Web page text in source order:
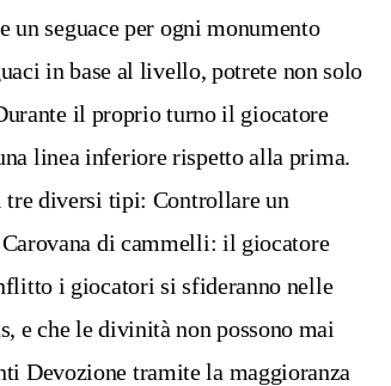
un seguace per ogni monumento
in base al livello, potrete non solo
il proprio turno il giocatore
linea inferiore rispetto alla prima.
tre diversi tipi: Controllare un
di cammelli: il giocatore
i giocatori si sfideranno nelle
e che le divinità non possono mai
Devozione tramite la maggioranza